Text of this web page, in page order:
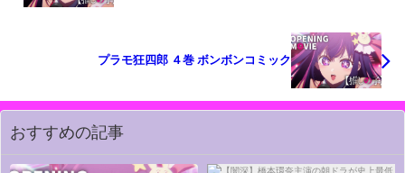
プラモ狂四郎 ４巻 ボンボンコミック
おすすめの記事